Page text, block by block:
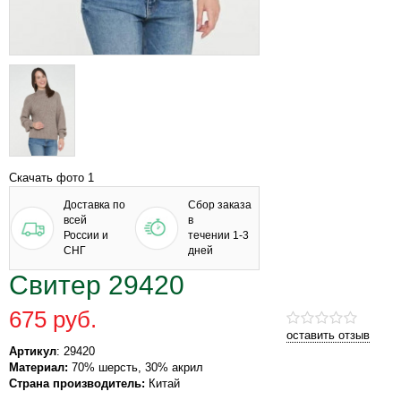
Скачать фото 1
Доставка по
всей
России и
СНГ
Сбор заказа
в
течении 1-3
дней
Свитер 29420
оставить отзыв
675 руб.
Артикул: 29420
Материал: 70% шерсть, 30% акрил
Страна производитель: Китай